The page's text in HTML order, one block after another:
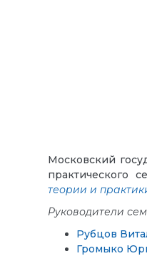
Московский
практического
теории и
Руководители
Рубцов
Громыко